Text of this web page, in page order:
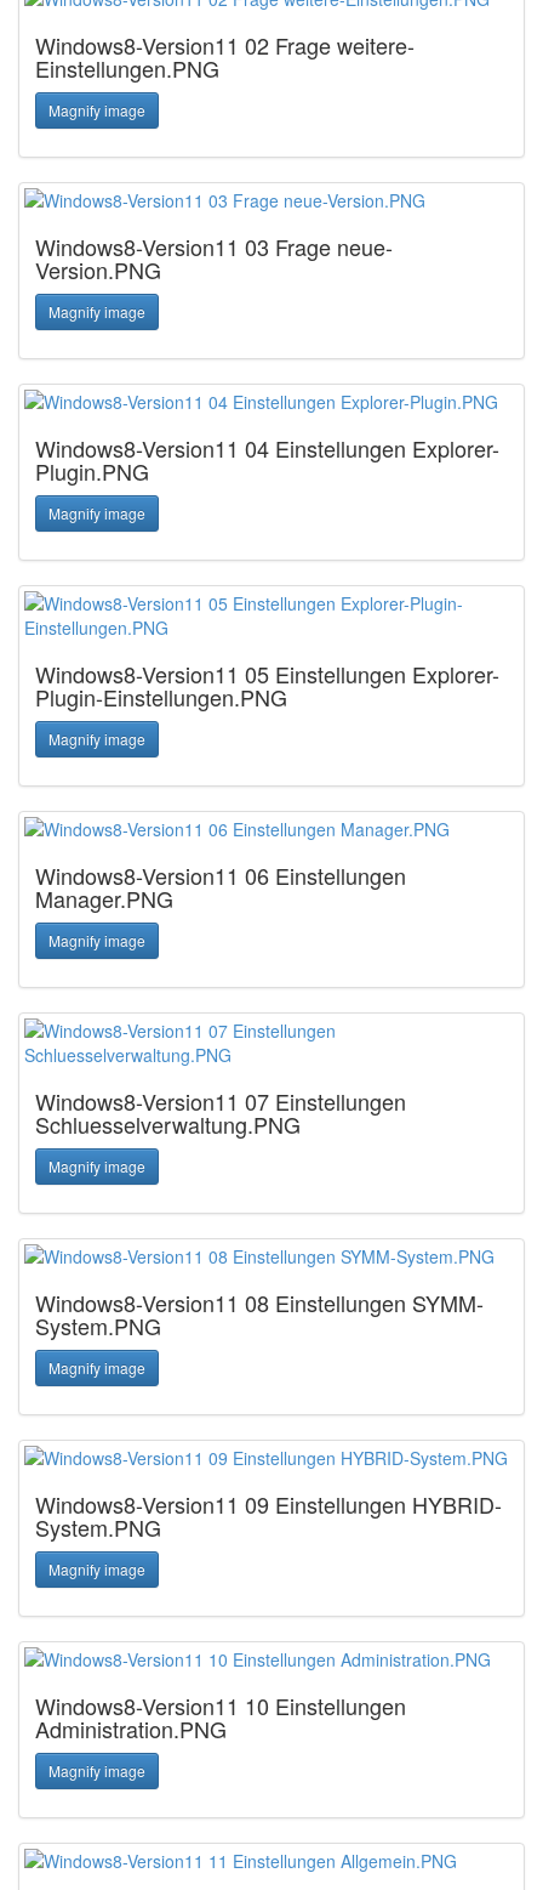
Windows8-Version11 02 Frage weitere-
Einstellungen.PNG
Magnify image
Windows8-Version11 03 Frage neue-
Version.PNG
Magnify image
Windows8-Version11 04 Einstellungen Explorer-
Plugin.PNG
Magnify image
Windows8-Version11 05 Einstellungen Explorer-
Plugin-Einstellungen.PNG
Magnify image
Windows8-Version11 06 Einstellungen
Manager.PNG
Magnify image
Windows8-Version11 07 Einstellungen
Schluesselverwaltung.PNG
Magnify image
Windows8-Version11 08 Einstellungen SYMM-
System.PNG
Magnify image
Windows8-Version11 09 Einstellungen HYBRID-
System.PNG
Magnify image
Windows8-Version11 10 Einstellungen
Administration.PNG
Magnify image